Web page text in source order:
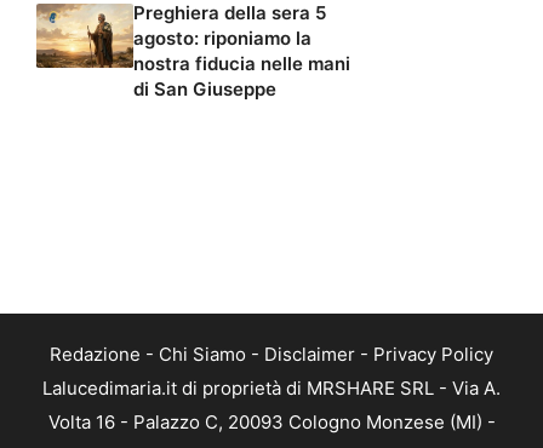
Preghiera della sera 5
agosto: riponiamo la
nostra fiducia nelle mani
di San Giuseppe
Redazione - Chi Siamo - Disclaimer - Privacy Policy
Lalucedimaria.it di proprietà di MRSHARE SRL - Via A.
Volta 16 - Palazzo C, 20093 Cologno Monzese (MI) -